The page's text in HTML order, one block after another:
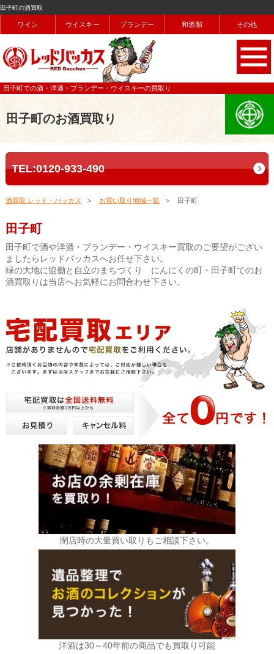
田子町の酒買取
ワイン ウイスキー ブランデー 和酒類 その他
田子町での酒・洋酒・ブランデー・ウイスキーの買取り
田子町のお酒買取り
TEL:0120-933-490
酒買取 レッド・バッカス お買い取り地域一覧 田子町
田子町
田子町で酒や洋酒・ブランデー・ウイスキー買取のご要望がござい
ましたらレッドバッカスへお任せ下さい。
緑の大地に協働と自立のまちづくり にんにくの町・田子町でのお
酒買取りは当店へお気軽にお問合わせ下さい。
閉店時の大量買い取りもご相談下さい。
洋酒は30～40年前の商品でも買取り可能